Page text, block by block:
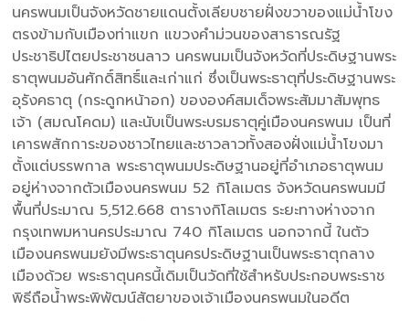
นครพนมเป็นจังหวัดชายแดนตั้งเลียบชายฝั่งขวาของแม่น้ำโขง
ตรงข้ามกับเมืองท่าแขก แขวงคำม่วนของสาธารณรัฐ
ประชาธิปไตยประชาชนลาว นครพนมเป็นจังหวัดที่ประดิษฐานพระ
ธาตุพนมอันศักดิ์สิทธิ์และเก่าแก่ ซึ่งเป็นพระธาตุที่ประดิษฐานพระ
อุรังคธาตุ (กระดูกหน้าอก) ขององค์สมเด็จพระสัมมาสัมพุทธ
เจ้า (สมณโคดม) และนับเป็นพระบรมธาตุคู่เมืองนครพนม เป็นที่
เคารพสักการะของชาวไทยและชาวลาวทั้งสองฝั่งแม่น้ำโขงมา
ตั้งแต่บรรพกาล พระธาตุพนมประดิษฐานอยู่ที่อำเภอธาตุพนม
อยู่ห่างจากตัวเมืองนครพนม 52 กิโลเมตร จังหวัดนครพนมมี
พื้นที่ประมาณ 5,512.668 ตารางกิโลเมตร ระยะทางห่างจาก
กรุงเทพมหานครประมาณ 740 กิโลเมตร นอกจากนี้ ในตัว
เมืองนครพนมยังมีพระธาตุนครประดิษฐานเป็นพระธาตุกลาง
เมืองด้วย พระธาตุนครนี้เดิมเป็นวัดที่ใช้สำหรับประกอบพระราช
พิธีถือน้ำพระพิพัฒน์สัตยาของเจ้าเมืองนครพนมในอดีต